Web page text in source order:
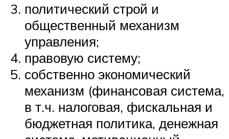
политический строй и
общественный механизм
управления;
правовую систему;
собственно экономический
механизм (финансовая система,
в т.ч. налоговая, фискальная и
бюджетная политика, денежная